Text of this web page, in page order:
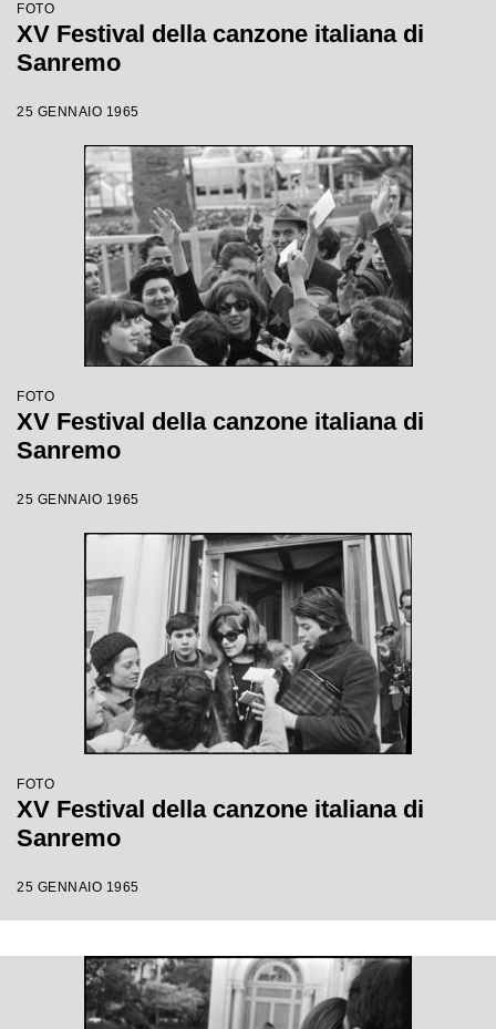
FOTO
XV Festival della canzone italiana di
Sanremo
25 GENNAIO 1965
FOTO
XV Festival della canzone italiana di
Sanremo
25 GENNAIO 1965
FOTO
XV Festival della canzone italiana di
Sanremo
25 GENNAIO 1965